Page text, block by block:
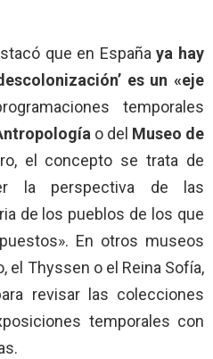
que en Españaya hay
es un «eje
temporales
o del Museo de
el concepto se trata de
la perspectiva de las
de los pueblos de los que
En otros museos
el Thyssen o el Reina Sofía,
revisar las colecciones
temporales con